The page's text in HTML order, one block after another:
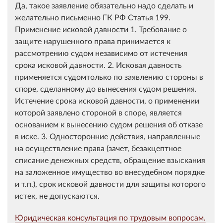
Да, такое заявление обязательно надо сделать и
желательно письменно ГК РФ Статья 199.
Применение исковой давности 1. Требование о
защите нарушенного права принимается к
рассмотрению судом независимо от истечения
срока исковой давности. 2. Исковая давность
применяется судомтолько по заявлению стороны в
споре, сделанному до вынесения судом решения.
Истечение срока исковой давности, о применении
которой заявлено стороной в споре, является
основанием к вынесению судом решения об отказе
в иске. 3. Односторонние действия, направленные
на осуществление права (зачет, безакцептное
списание денежных средств, обращение взыскания
на заложенное имущество во внесудебном порядке
и т.п.), срок исковой давности для защиты которого
истек, не допускаются.
Юридическая консультация по трудовым вопросам.